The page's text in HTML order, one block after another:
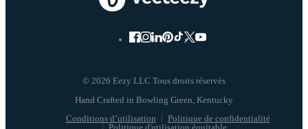
© 2026 Eezy LLC Tous droits réservés
Conditions d’utilisation
Politique de confidentialité